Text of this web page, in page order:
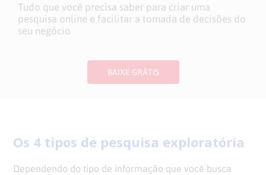
Tudo que você precisa saber para criar uma
pesquisa online e facilitar a tomada de decisões do
seu negócio
BAIXE GRÁTIS
Os 4 tipos de pesquisa exploratória
Dependendo do tipo de informação que você busca